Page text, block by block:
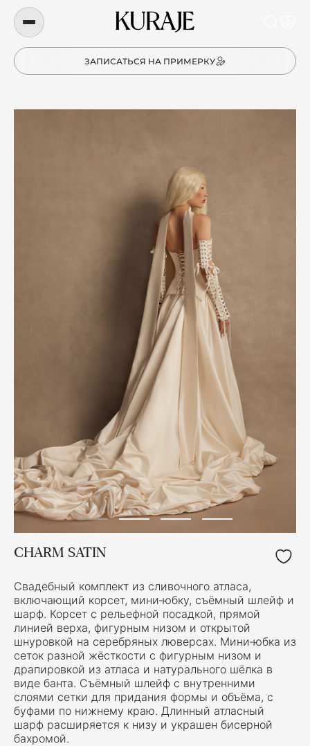
ЗАПИСАТЬСЯ НА ПРИМЕРКУ
CHARM SATIN
Свадебный комплект из сливочного атласа,
включающий корсет, мини‑юбку, съёмный шлейф и
шарф. Корсет с рельефной посадкой, прямой
линией верха, фигурным низом и открытой
шнуровкой на серебряных люверсах. Мини‑юбка из
сеток разной жёсткости с фигурным низом и
драпировкой из атласа и натурального шёлка в
виде банта. Съёмный шлейф с внутренними
слоями сетки для придания формы и объёма, с
буфами по нижнему краю. Длинный атласный
шарф расширяется к низу и украшен бисерной
бахромой.